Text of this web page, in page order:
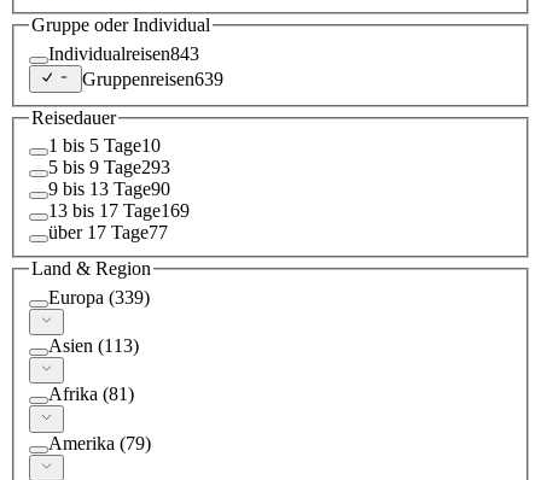
Gruppe oder Individual
Individualreisen843
Gruppenreisen639
Reisedauer
1 bis 5 Tage10
5 bis 9 Tage293
9 bis 13 Tage90
13 bis 17 Tage169
über 17 Tage77
Land & Region
Europa (339)
Asien (113)
Afrika (81)
Amerika (79)